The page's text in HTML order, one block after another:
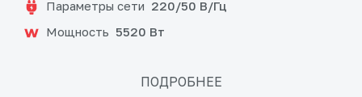
Параметры сети 220/50 В/Гц
Мощность 5520 Вт
ПОДРОБНЕЕ